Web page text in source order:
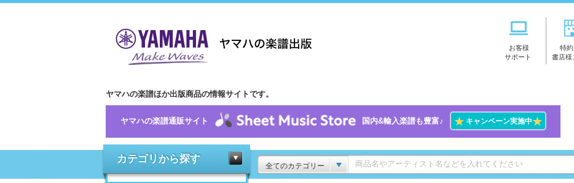
お客様
サポート
特
書店様
ヤマハの楽譜ほか出版商品の情報サイトです。
ヤマハの楽譜通販サイト 国内&輸入楽譜も豊富♪ ★キャンペーン実施中★
カテゴリから探す
全てのカテゴリー